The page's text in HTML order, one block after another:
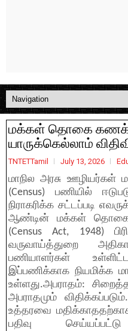
மக்கள் தொகை
யாருக்கெல்லாம்
TNTETTamil July 13, 2026
மாநில அரசு
(Census) பணியில்
நிராகரிக்க சட்டப்படி
ஆண்டின் மக்கள் தொகை
(Census Act, 1948)
வருவாய்த்துறை
பணியாளர்கள்
இப்பணிக்காக நியமிக்க
உள்ளது.அபராதம்:
அபராதமும்
உத்தரவை
பதிவு